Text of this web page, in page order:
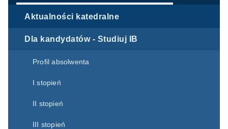
Aktualności katedralne
Dla kandydatów - Studiuj IB
Profil absolwenta
I stopień
II stopień
III stopień